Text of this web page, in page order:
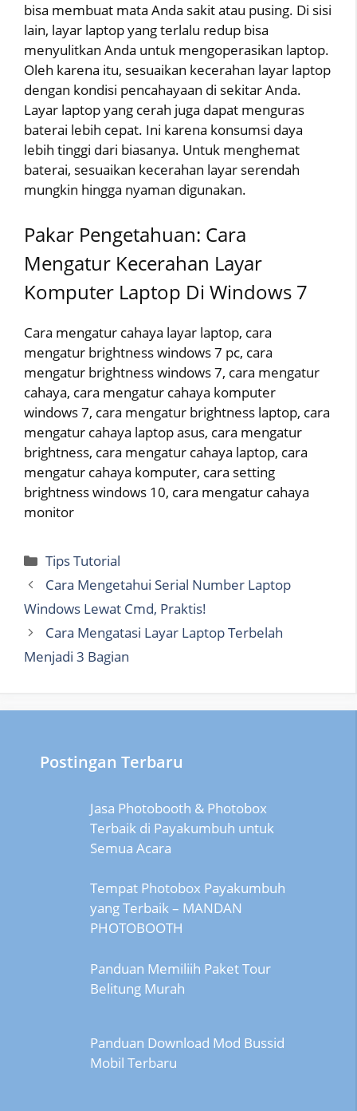
bisa membuat mata Anda sakit atau pusing. Di sisi
lain, layar laptop yang terlalu redup bisa
menyulitkan Anda untuk mengoperasikan laptop.
Oleh karena itu, sesuaikan kecerahan layar laptop
dengan kondisi pencahayaan di sekitar Anda.
Layar laptop yang cerah juga dapat menguras
baterai lebih cepat. Ini karena konsumsi daya
lebih tinggi dari biasanya. Untuk menghemat
baterai, sesuaikan kecerahan layar serendah
mungkin hingga nyaman digunakan.
Pakar Pengetahuan: Cara
Mengatur Kecerahan Layar
Komputer Laptop Di Windows 7
Cara mengatur cahaya layar laptop, cara
mengatur brightness windows 7 pc, cara
mengatur brightness windows 7, cara mengatur
cahaya, cara mengatur cahaya komputer
windows 7, cara mengatur brightness laptop, cara
mengatur cahaya laptop asus, cara mengatur
brightness, cara mengatur cahaya laptop, cara
mengatur cahaya komputer, cara setting
brightness windows 10, cara mengatur cahaya
monitor
Categories
Tips Tutorial
Cara Mengetahui Serial Number Laptop
Windows Lewat Cmd, Praktis!
Cara Mengatasi Layar Laptop Terbelah
Menjadi 3 Bagian
Postingan Terbaru
Jasa Photobooth & Photobox
Terbaik di Payakumbuh untuk
Semua Acara
Tempat Photobox Payakumbuh
yang Terbaik – MANDAN
PHOTOBOOTH
Panduan Memiliih Paket Tour
Belitung Murah
Panduan Download Mod Bussid
Mobil Terbaru